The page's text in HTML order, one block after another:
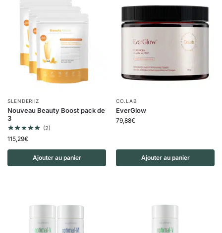
SLENDERIIZ
Nouveau Beauty Boost pack de
3
(2)
115,29€
Ajouter au panier
CO.LAB
EverGlow
79,88€
Ajouter au panier